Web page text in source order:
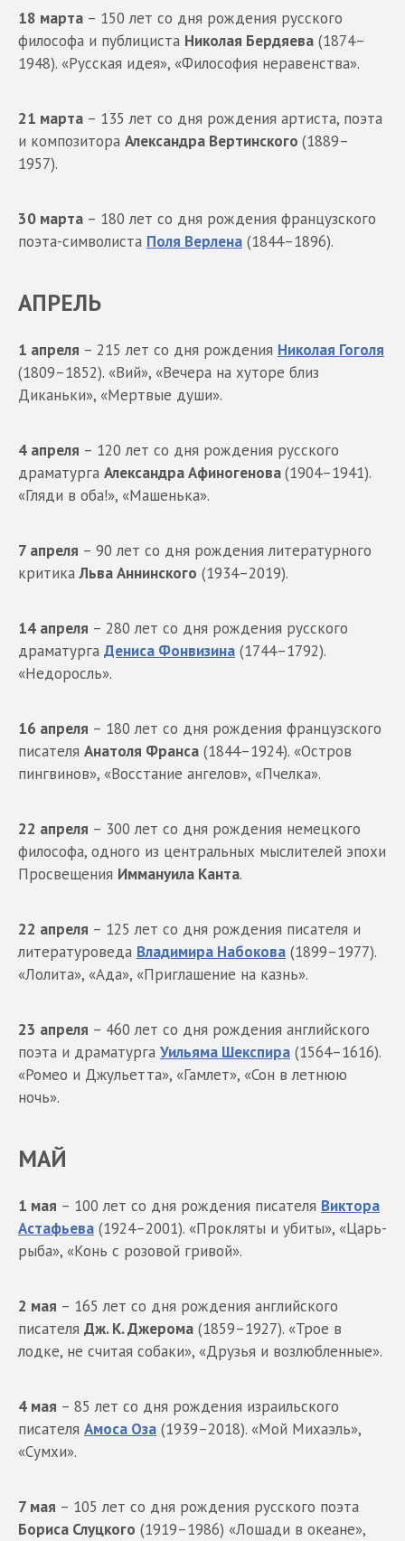
18 марта – 150 лет со дня рождения русского
философа и публициста Николая Бердяева (1874–
1948). «Русская идея», «Философия неравенства».
21 марта – 135 лет со дня рождения артиста, поэта
и композитора Александра Вертинского (1889–
1957).
30 марта – 180 лет со дня рождения французского
поэта-символиста Поля Верлена (1844–1896).
АПРЕЛЬ
1 апреля – 215 лет со дня рождения Николая Гоголя
(1809–1852). «Вий», «Вечера на хуторе близ
Диканьки», «Мертвые души».
4 апреля – 120 лет со дня рождения русского
драматурга Александра Афиногенова(1904–1941).
«Гляди в оба!», «Машенька».
7 апреля – 90 лет со дня рождения литературного
критикаЛьва Аннинского (1934–2019).
14 апреля – 280 лет со дня рождения русского
драматурга Дениса Фонвизина (1744–1792).
«Недоросль».
16 апреля – 180 лет со дня рождения французского
писателя Анатоля Франса (1844–1924). «Остров
пингвинов», «Восстание ангелов», «Пчелка».
22 апреля – 300 лет со дня рождения немецкого
философа, одного из центральных мыслителей эпохи
Просвещения Иммануила Канта.
22 апреля – 125 лет со дня рождения писателя и
литературоведа Владимира Набокова (1899–1977).
«Лолита», «Ада», «Приглашение на казнь».
23 апреля – 460 лет со дня рождения английского
поэта и драматурга Уильяма Шекспира (1564–1616).
«Ромео и Джульетта», «Гамлет», «Сон в летнюю
ночь».
МАЙ
1 мая – 100 лет со дня рождения писателя Виктора
Астафьева (1924–2001). «Прокляты и убиты», «Царь-
рыба», «Конь с розовой гривой».
2 мая – 165 лет со дня рождения английского
писателя Дж. К. Джерома (1859–1927). «Трое в
лодке, не считая собаки», «Друзья и возлюбленные».
4 мая – 85 лет со дня рождения израильского
писателя Амоса Оза (1939–2018). «Мой Михаэль»,
«Сумхи».
7 мая – 105 лет со дня рождения русского поэта
Бориса Слуцкого (1919–1986) «Лошади в океане»,